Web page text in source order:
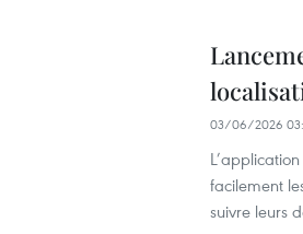
03/06/2026
facilement
suivre leurs